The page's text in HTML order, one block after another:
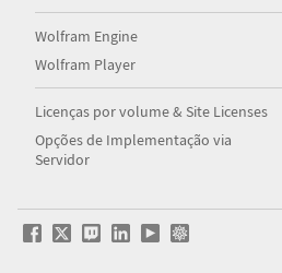
Wolfram Engine
Wolfram Player
Licenças por volume & Site Licenses
Opções de Implementação via
Servidor